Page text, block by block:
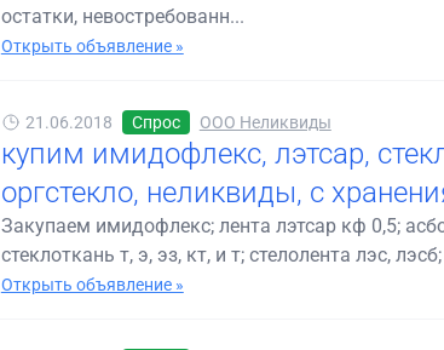
остатки, невостребованн...
Открыть объявление »
21.06.2018 Спрос ООО Неликвиды
купим имидофлекс, лэтсар,
оргстекло, неликвиды, с
Закупаем имидофлекс; лента лэтсар кф 0,5;
стеклоткань т, э, эз, кт, и т; стелолента лэс,
Открыть объявление »